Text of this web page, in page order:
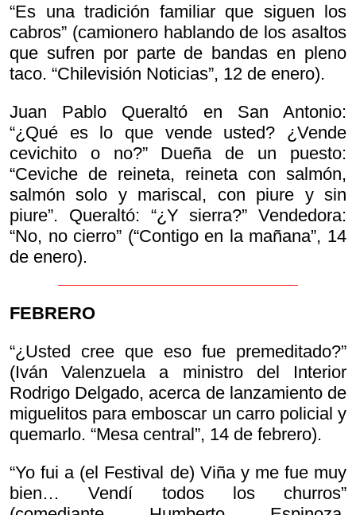
“Es una tradición familiar que siguen los
cabros” (camionero hablando de los asaltos
que sufren por parte de bandas en pleno
taco. “Chilevisión Noticias”, 12 de enero).
Juan Pablo Queraltó en San Antonio:
“¿Qué es lo que vende usted? ¿Vende
cevichito o no?” Dueña de un puesto:
“Ceviche de reineta, reineta con salmón,
salmón solo y mariscal, con piure y sin
piure”. Queraltó: “¿Y sierra?” Vendedora:
“No, no cierro” (“Contigo en la mañana”, 14
de enero).
FEBRERO
“¿Usted cree que eso fue premeditado?”
(Iván Valenzuela a ministro del Interior
Rodrigo Delgado, acerca de lanzamiento de
miguelitos para emboscar un carro policial y
quemarlo. “Mesa central”, 14 de febrero).
“Yo fui a (el Festival de) Viña y me fue muy
bien… Vendí todos los churros”